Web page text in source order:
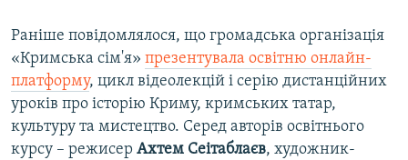
Раніше повідомлялося, що громадська організація
«Кримська сім'я» презентувала освітню онлайн-
платформу, цикл відеолекцій і серію дистанційних
уроків про історію Криму, кримських татар,
культуру та мистецтво. Серед авторів освітнього
курсу – режисер Ахтем Сеітаблаєв, художник-